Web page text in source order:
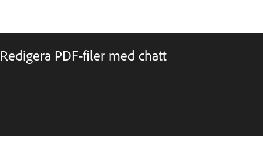
Redigera PDF-filer med chatt